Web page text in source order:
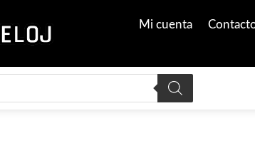
Mi cuenta